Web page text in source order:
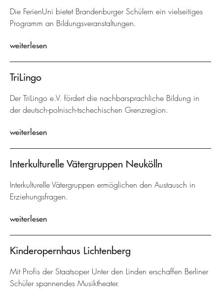
Die FerienUni bietet Brandenburger Schülern ein vielseitiges
Programm an Bildungsveranstaltungen.
weiterlesen
TriLingo
Der TriLingo e.V. fördert die nachbarsprachliche Bildung in
der deutsch-polnisch-tschechischen Grenzregion.
weiterlesen
Interkulturelle Vätergruppen Neukölln
Interkulturelle Vätergruppen ermöglichen den Austausch in
Erziehungsfragen.
weiterlesen
Kinderopernhaus Lichtenberg
Mit Profis der Staatsoper Unter den Linden erschaffen Berliner
Schüler spannendes Musiktheater.